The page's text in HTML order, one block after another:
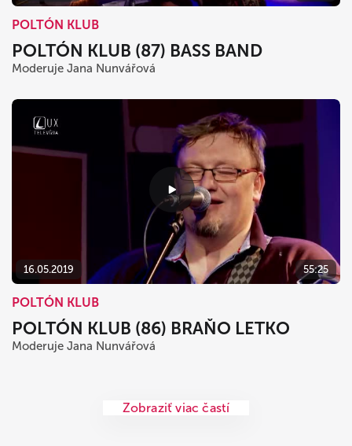
POLTÓN KLUB
POLTÓN KLUB (87) BASS BAND
Moderuje Jana Nunvářová
16.05.2019 55:25
POLTÓN KLUB
POLTÓN KLUB (86) BRAŇO LETKO
Moderuje Jana Nunvářová
Zobraziť viac častí